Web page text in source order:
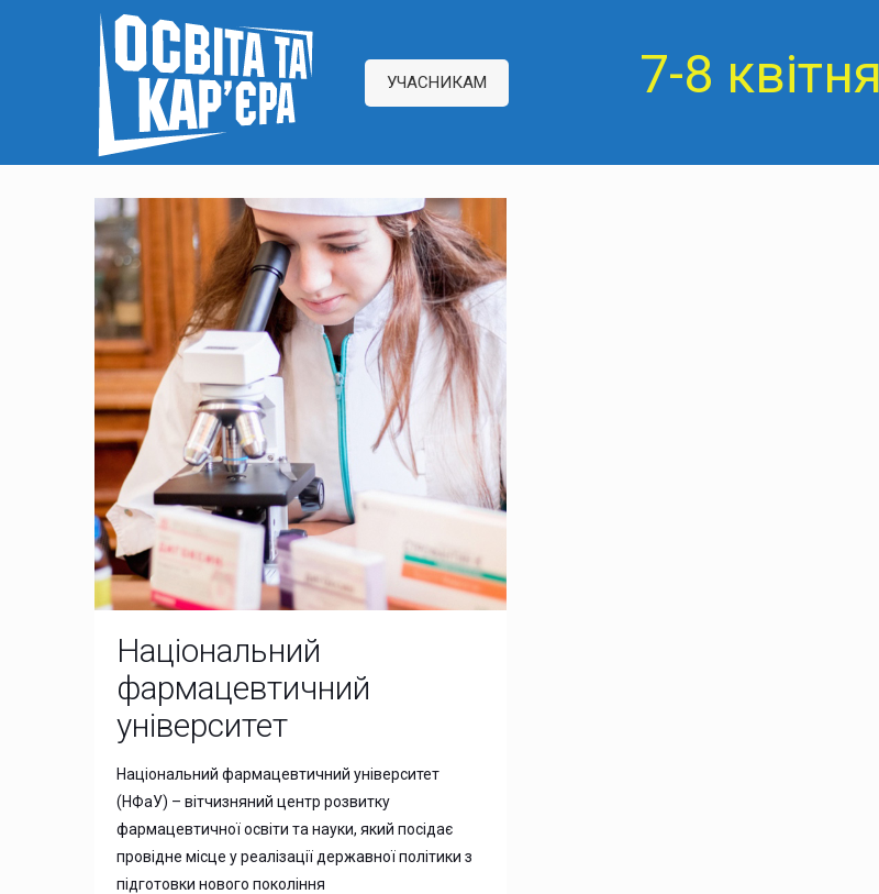
УЧАСНИКАМ 7-8 квітня
Національний
фармацевтичний
університет
Національний фармацевтичний університет
(НФаУ) – вітчизняний центр розвитку
фармацевтичної освіти та науки, який посідає
провідне місце у реалізації державної політики з
підготовки нового покоління